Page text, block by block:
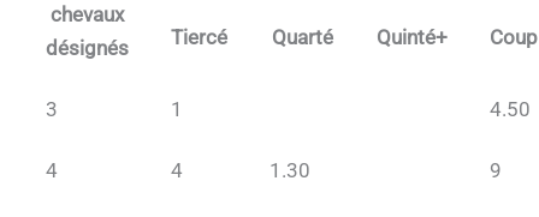
chevaux
désignés
Tiercé Quarté Quinté+
3 1 4.50
4 4 1.30 9